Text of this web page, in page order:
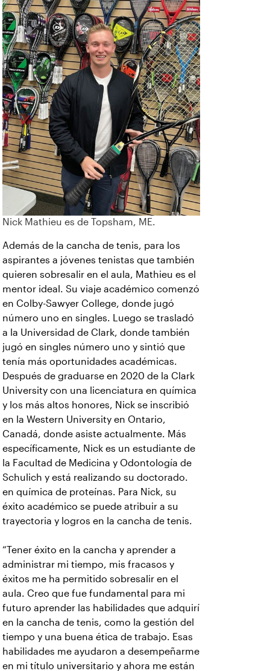
Nick Mathieu es de Topsham, ME.
Además de la cancha de tenis, para los
aspirantes a jóvenes tenistas que también
quieren sobresalir en el aula, Mathieu es el
mentor ideal. Su viaje académico comenzó
en Colby-Sawyer College, donde jugó
número uno en singles. Luego se trasladó
a la Universidad de Clark, donde también
jugó en singles número uno y sintió que
tenía más oportunidades académicas.
Después de graduarse en 2020 de la Clark
University con una licenciatura en química
y los más altos honores, Nick se inscribió
en la Western University en Ontario,
Canadá, donde asiste actualmente. Más
específicamente, Nick es un estudiante de
la Facultad de Medicina y Odontología de
Schulich y está realizando su doctorado.
en química de proteínas. Para Nick, su
éxito académico se puede atribuir a su
trayectoria y logros en la cancha de tenis.
“Tener éxito en la cancha y aprender a
administrar mi tiempo, mis fracasos y
éxitos me ha permitido sobresalir en el
aula. Creo que fue fundamental para mi
futuro aprender las habilidades que adquirí
en la cancha de tenis, como la gestión del
tiempo y una buena ética de trabajo. Esas
habilidades me ayudaron a desempeñarme
en mi título universitario y ahora me están